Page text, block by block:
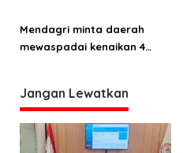
Mendagri minta daerah
mewaspadai kenaikan 4
Jangan Lewatkan